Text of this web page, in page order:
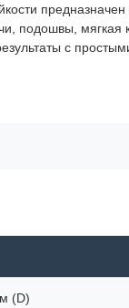
подошвы, мягкая
с
(D)